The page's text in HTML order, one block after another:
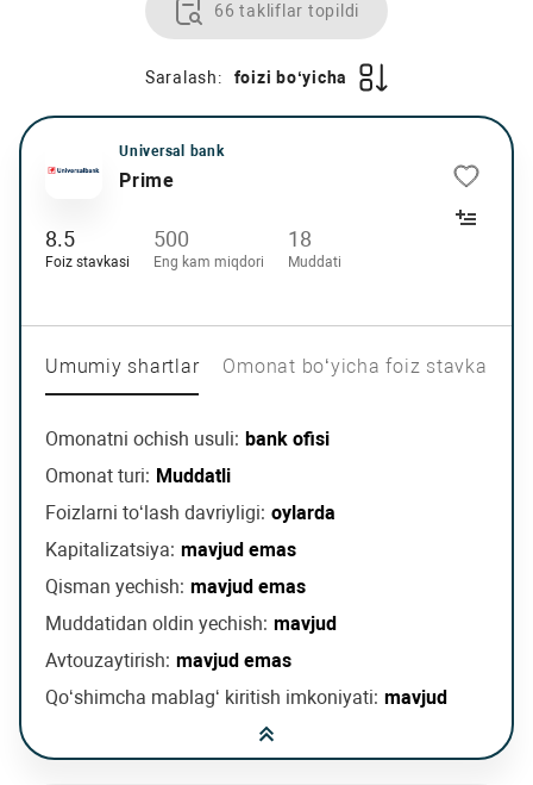
66 takliflar topildi
Saralash: foizi bo‘yicha
Universal bank
Prime
8.5
Foiz stavkasi
500
Eng kam miqdori
18
Muddati
Umumiy shartlar Omonat bo‘yicha foiz stavkasi
Omonatni ochish usuli: bank ofisi
Omonat turi: Muddatli
Foizlarni to‘lash davriyligi: oylarda
Kapitalizatsiya: mavjud emas
Qisman yechish: mavjud emas
Muddatidan oldin yechish: mavjud
Avtouzaytirish: mavjud emas
Qo‘shimcha mablag‘ kiritish imkoniyati: mavjud